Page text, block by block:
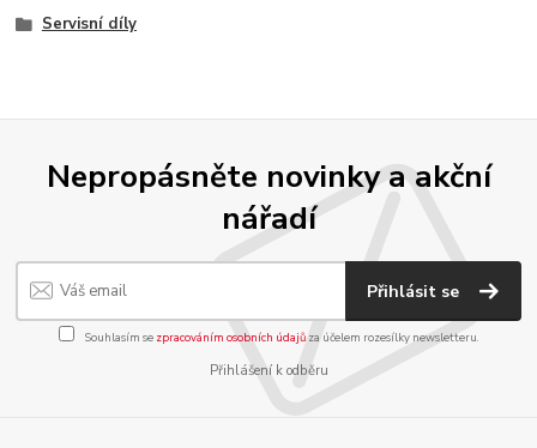
Servisní díly
Nepropásněte novinky a akční
nářadí
Přihlásit se
Souhlasím se zpracováním osobních údajůza účelem rozesílky newsletteru.
Přihlášení k odběru